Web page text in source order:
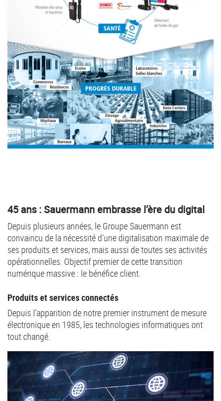
45 ans : Sauermann embrasse l’ère du digital
Depuis plusieurs années, le Groupe Sauermann est
convaincu de la nécessité d’une digitalisation maximale de
ses produits et services, mais aussi de toutes ses activités
opérationnelles. Objectif premier de cette transition
numérique massive : le bénéfice client.
Produits et services connectés
Depuis l’apparition de notre premier instrument de mesure
électronique en 1985, les technologies informatiques ont
tout changé.